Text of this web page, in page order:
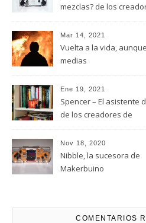
mezclas? de los
Mar 14, 2021
Vuelta a la vida,
medias
Ene 19, 2021
Spencer – El asistente
de los creadores de
Nov 18, 2020
Nibble, la sucesora de
Makerbuino
COMENTARIOS